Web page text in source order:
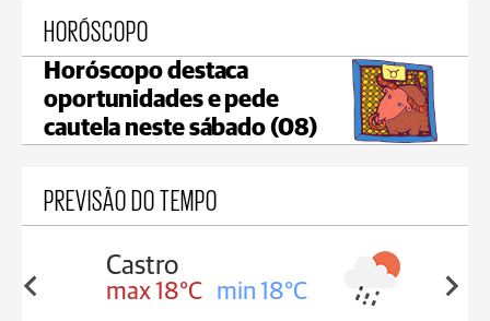
HORÓSCOPO
Horóscopo destaca
oportunidades e pede
cautela neste sábado (08)
PREVISÃO DO TEMPO
18°C max 18°C min 17°C